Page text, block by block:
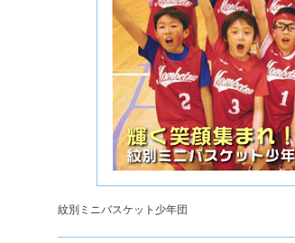
紋別ミニバスケット少年団